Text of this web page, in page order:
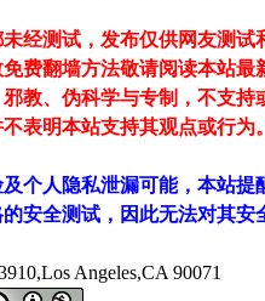
经测试，发布仅供网友测
费翻墙方法敬请阅读本站最
教、伪科学与专制，不支
表明本站支持其观点或行
个人隐私泄漏可能，本站
安全测试，因此无法对其
Angeles,CA 90071